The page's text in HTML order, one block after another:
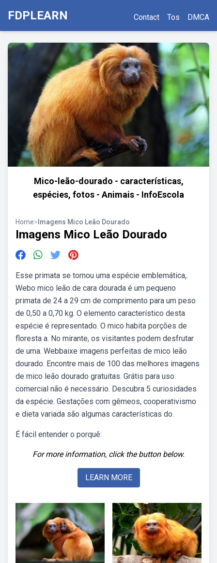
FDPLEARN Contact Tos DMCA
Mico-leão-dourado - características,
espécies, fotos - Animais - InfoEscola
Home> Imagens Mico Leão Dourado
Imagens Mico Leão Dourado
Esse primata se tornou uma espécie emblemática,.
Webo mico leão de cara dourada é um pequeno
primata de 24 a 29 cm de comprimento para um peso
de 0,50 a 0,70 kg. O elemento característico desta
espécie é representado. O mico habita porções de
floresta a. No mirante, os visitantes podem desfrutar
de uma. Webbaixe imagens perfeitas de mico leão
dourado. Encontre mais de 100 das melhores imagens
de mico leão dourado gratuitas. Grátis para uso
comercial não é necessário. Descubra 5 curiosidades
da espécie. Gestações com gêmeos, cooperativismo
e dieta variada são algumas características do.
É fácil entender o porquê:
For more information, click the button below.
LEARN MORE